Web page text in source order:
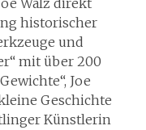
Walz direkt
historischer
und
mit über 200
Joe
Geschichte
Künstlerin